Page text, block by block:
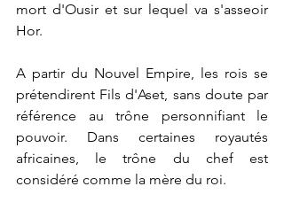
mort d'Ousir et sur lequel va s'asseoir
Hor.
A partir du Nouvel Empire, les rois se
prétendirent Fils d'Aset, sans doute par
référence au trône personnifiant le
pouvoir. Dans certaines royautés
africaines, le trône du chef est
considéré comme la mère du roi.